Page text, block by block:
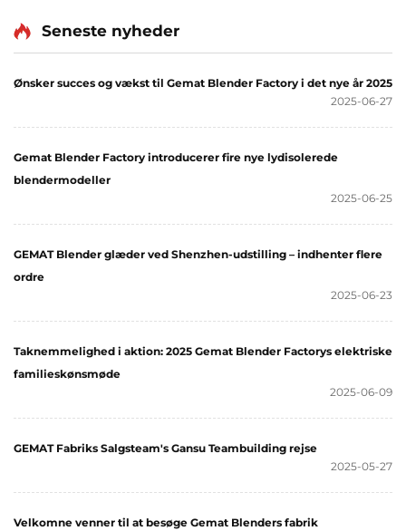
Seneste nyheder
Ønsker succes og vækst til Gemat Blender Factory i det nye år 2025
2025-06-27
Gemat Blender Factory introducerer fire nye lydisolerede
blendermodeller
2025-06-25
GEMAT Blender glæder ved Shenzhen-udstilling – indhenter flere
ordre
2025-06-23
Taknemmelighed i aktion: 2025 Gemat Blender Factorys elektriske
familieskønsmøde
2025-06-09
GEMAT Fabriks Salgsteam's Gansu Teambuilding rejse
2025-05-27
Velkomne venner til at besøge Gemat Blenders fabrik